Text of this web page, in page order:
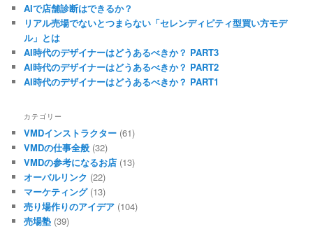
AIで店舗診断はできるか？
リアル売場でないとつまらない「セレンディピティ型買い方モデ
ル」とは
AI時代のデザイナーはどうあるべきか？ PART3
AI時代のデザイナーはどうあるべきか？ PART2
AI時代のデザイナーはどうあるべきか？ PART1
カテゴリー
VMDインストラクター (61)
VMDの仕事全般 (32)
VMDの参考になるお店 (13)
オーバルリンク (22)
マーケティング(13)
売り場作りのアイデア (104)
売場塾 (39)